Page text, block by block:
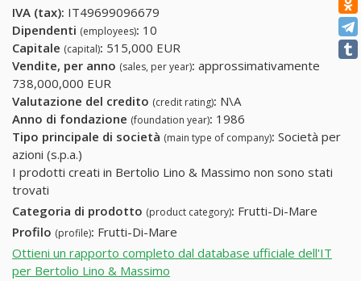
IVA (tax): IT49699096679
Dipendenti (employees): 10
Capitale (capital): 515,000 EUR
Vendite, per anno (sales, per year): approssimativamente
738,000,000 EUR
Valutazione del credito (credit rating): N\A
Anno di fondazione (foundation year): 1986
Tipo principale di società (main type of company): Società per
azioni (s.p.a.)
I prodotti creati in Bertolio Lino & Massimo non sono stati
trovati
Categoria di prodotto (product category): Frutti-Di-Mare
Profilo (profile): Frutti-Di-Mare
Ottieni un rapporto completo dal database ufficiale dell'IT
per Bertolio Lino & Massimo